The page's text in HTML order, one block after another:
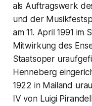
als Auftragswerk
und der
am 11. April 1991
Mitwirkung des
Staatsoper
Henneberg
1922 in Mailand
IV von Luigi